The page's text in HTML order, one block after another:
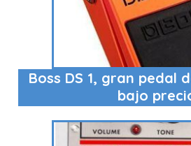
Boss DS 1, gran pedal
bajo